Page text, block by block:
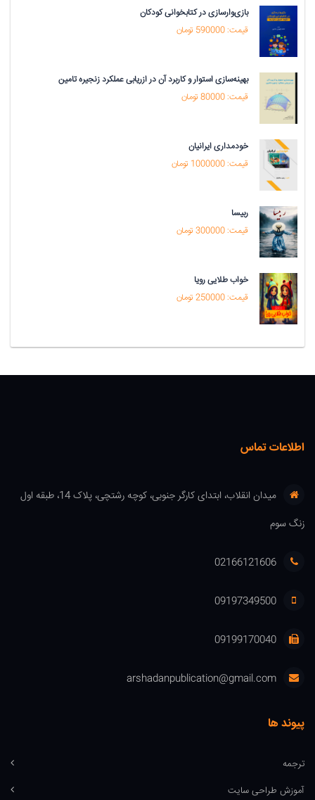
بازی‌وارسازی در کتابخوانی کودکان
قیمت: 590000 تومان
بهینه‌سازی استوار و کاربرد آن در ازریابی عملکرد زنجیره تامین
قیمت: 80000 تومان
خودمداری ایرانیان
قیمت: 1000000 تومان
ربیسا
قیمت: 300000 تومان
خواب طلایی رویا
قیمت: 250000 تومان
اطلاعات تماس
میدان انقلاب، ابتدای کارگر جنوبی، کوچه رشتچی، پلاک 14، طبقه اول
زنگ سوم
02166121606
09197349500
09199170040
arshadanpublication@gmail.com
پیوند ها
ترجمه
آموزش طراحی سایت